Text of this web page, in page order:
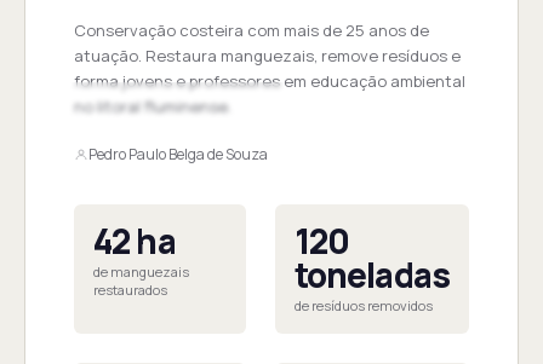
Conservação costeira com mais de 25 anos de
atuação. Restaura manguezais, remove resíduos e
forma jovens e professores em educação ambiental
no litoral fluminense.
Pedro Paulo Belga de Souza
42 ha
de manguezais
restaurados
120
toneladas
de resíduos removidos